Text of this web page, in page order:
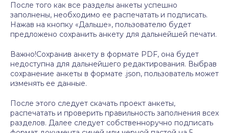
После того как все разделы анкеты успешно
заполнены, необходимо ее распечатать и подписать.
Нажав на кнопку «Дальше», пользователю будет
предложено сохранить анкету для дальнейшей печати.
Важно!Сохранив анкету в формате PDF, она будет
недоступна для дальнейшего редактирования. Выбрав
сохранение анкеты в формате .json, пользователь может
изменять ее данные.
После этого следует скачать проект анкеты,
распечатать и проверить правильность заполнения всех
разделов. Далее следует собственноручно подписать